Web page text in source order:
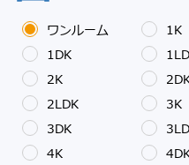
ワンルーム
1K
1DK
2K
2LDK
3K
3DK
4K